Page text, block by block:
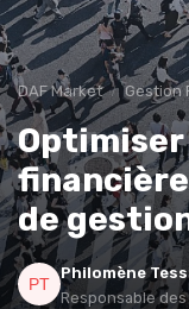
DAF Market Gestion
de
Philomène
Responsable